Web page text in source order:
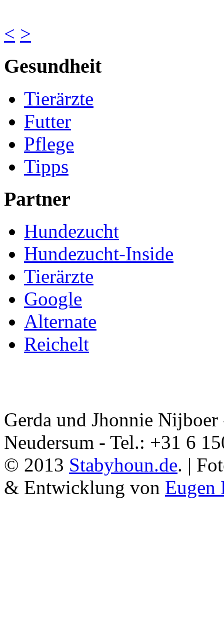
< >
Gesundheit
Tierärzte
Futter
Pflege
Tipps
Partner
Hundezucht
Hundezucht-Inside
Tierärzte
Google
Alternate
Reichelt
Gerda und Jhonnie
Neudersum - Tel.: +31 6
© 2013 Stabyhoun.de. |
& Entwicklung von Eugen